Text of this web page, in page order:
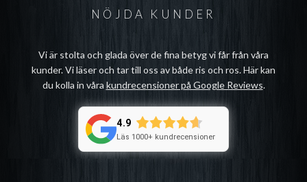
NÖJDA KUNDER
Vi är stolta och glada över de fina betyg vi får från våra
kunder. Vi läser och tar till oss av både ris och ros. Här kan
du kolla in våra kundrecensioner på Google Reviews.
4.9
Läs 1000+ kundrecensioner